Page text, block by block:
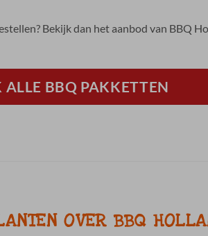
Bekijk dan het aanbod van BBQ
ALLE BBQ PAKKETTEN
OVER BBQ